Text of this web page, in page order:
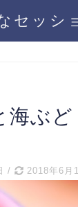
セッ
海ぶど
/ 2018年6月